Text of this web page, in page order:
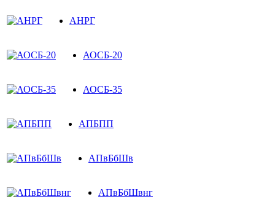
АНРГ
АОСБ-20
АОСБ-35
АПБПП
АПвБбШв
АПвБбШвнг